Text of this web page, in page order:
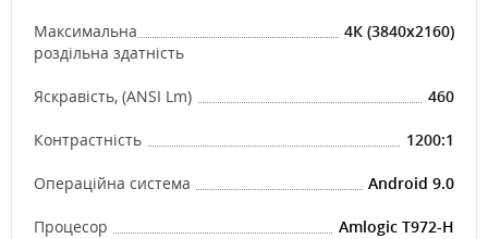
Максимальна
роздільна здатність
4К (3840x2160)
Яскравість, (ANSI Lm) 460
Контрастність 1200:1
Операційна система Android 9.0
Процесор Amlogic T972-H